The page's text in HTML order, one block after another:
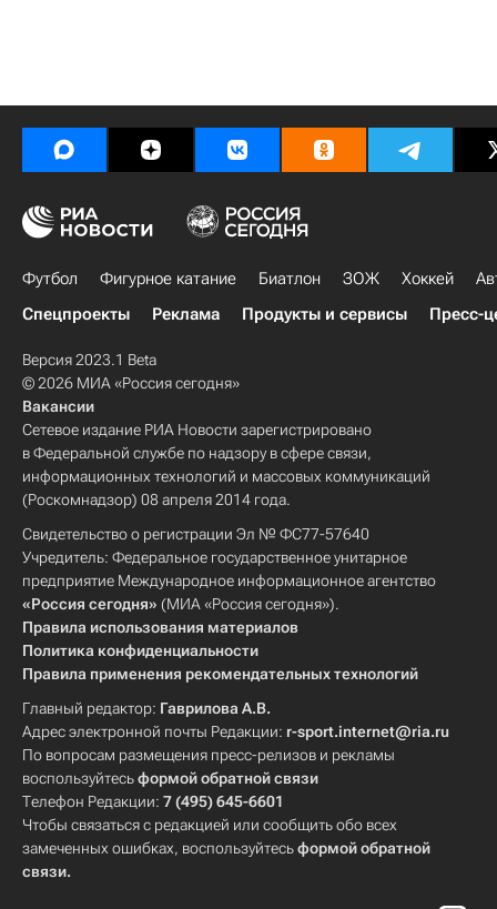
Футбол Фигурное катание Биатлон ЗОЖ Хоккей
Спецпроекты
Реклама Продукты и сервисы Пресс-
Версия 2023.1 Beta
© 2026 МИА «Россия сегодня»
Вакансии
Сетевое издание РИА Новости зарегистрировано
в Федеральной службе по надзору в сфере связи,
информационных технологий и массовых коммуникаций
(Роскомнадзор) 08 апреля 2014 года.
Свидетельство о регистрации Эл № ФС77-57640
Учредитель: Федеральное государственное унитарное
предприятие Международное информационное агентство
«Россия сегодня» (МИА «Россия сегодня»).
Правила использования материалов
Политика конфиденциальности
Правила применения рекомендательных технологий
Главный редактор: Гаврилова А.В.
Адрес электронной почты Редакции: r-sport.internet@ria.ru
По вопросам размещения пресс-релизов и рекламы
воспользуйтесьформой обратной связи
Телефон Редакции: 7 (495) 645-6601
Чтобы связаться с редакцией или сообщить обо всех
замеченных ошибках, воспользуйтесьформой обратной
связи.